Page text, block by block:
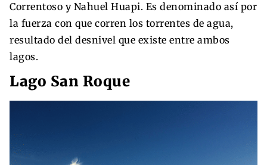
Correntoso y Nahuel Huapi. Es denominado así por
la fuerza con que corren los torrentes de agua,
resultado del desnivel que existe entre ambos
lagos.
Lago San Roque